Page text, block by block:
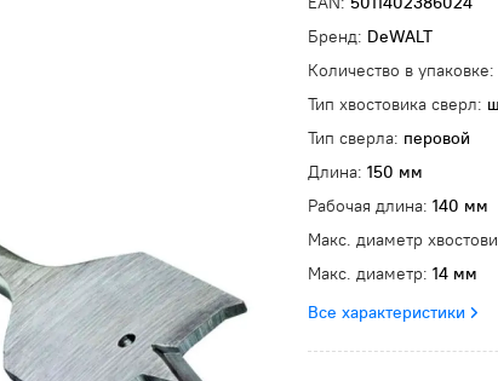
Бренд: DeWALT
Количество в упаковке:
Тип хвостовика сверл:
Тип сверла: перовой
Длина: 150 мм
Рабочая длина: 140 мм
Макс. диаметр
Макс. диаметр: 14 мм
Все характеристики